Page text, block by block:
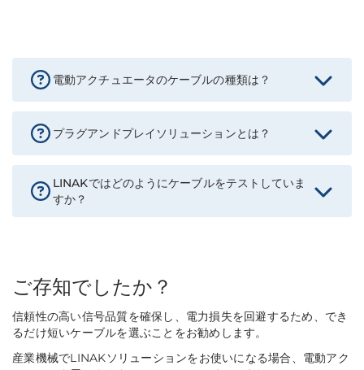
電動アクチュエータのケーブルの種類は？
プラグアンドプレイソリューションとは？
LINAKではどのようにケーブルをテストしていま
すか？
ご存知でしたか？
信頼性の高い信号品質を確保し、電力損失を回避するため、でき
るだけ短いケーブルを選ぶことをお勧めします。
産業機械でLINAKソリューションをお使いになる場合、電動アク